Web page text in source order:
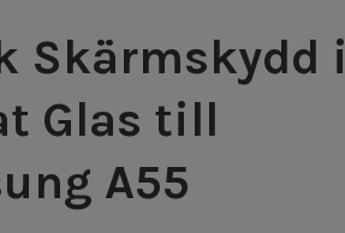
Skärmskydd i
Glas till
A55